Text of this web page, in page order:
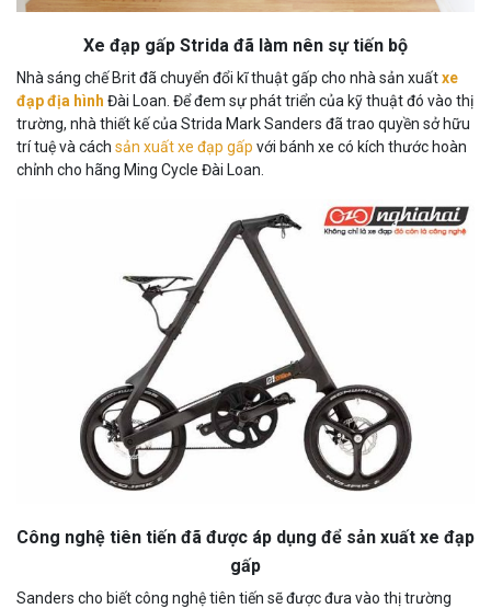
Xe đạp gấp Strida đã làm nên sự tiến bộ
Nhà sáng chế Brit đã chuyển đổi kĩ thuật gấp cho nhà sản xuấtxe
đạp địa hình Đài Loan. Để đem sự phát triển của kỹ thuật đó vào thị
trường, nhà thiết kế của Strida Mark Sanders đã trao quyền sở hữu
trí tuệ và cách sản xuất xe đạp gấp với bánh xe có kích thước hoàn
chỉnh cho hãng Ming Cycle Đài Loan.
Công nghệ tiên tiến đã được áp dụng để sản xuất xe đạp
gấp
Sanders cho biết công nghệ tiên tiến sẽ được đưa vào thị trường